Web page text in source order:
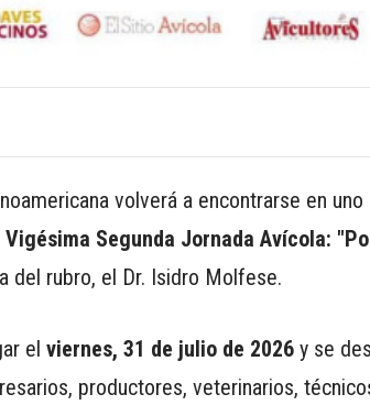
volverá a encontrarse en
Vigésima Segunda Jornada Avícola:
del rubro, el Dr. Isidro Molfese.
el viernes, 31 de julio de 2026y se
productores, veterinarios,